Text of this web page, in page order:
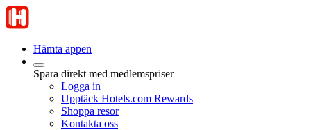
Hämta appen
Spara direkt med medlemspriser
Logga in
Upptäck Hotels.com Rewards
Shoppa resor
Kontakta oss